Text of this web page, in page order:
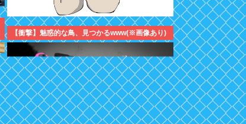
【衝撃】魅惑的な鳥、見つかるwww(※画像あり)